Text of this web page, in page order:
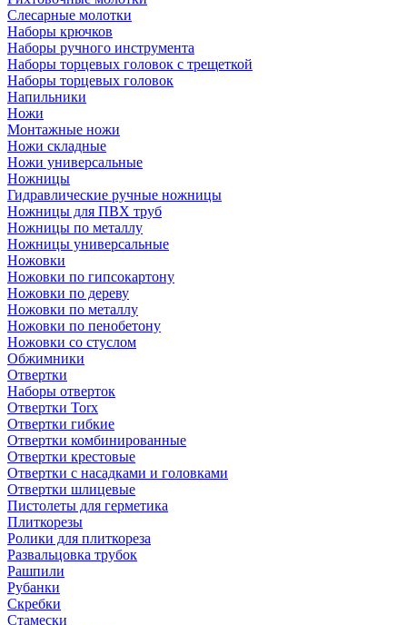
Слесарные молотки
Наборы крючков
Наборы ручного инструмента
Наборы торцевых головок с трещеткой
Наборы торцевых головок
Напильники
Ножи
Монтажные ножи
Ножи складные
Ножи универсальные
Ножницы
Гидравлические ручные ножницы
Ножницы для ПВХ труб
Ножницы по металлу
Ножницы универсальные
Ножовки
Ножовки по гипсокартону
Ножовки по дереву
Ножовки по металлу
Ножовки по пенобетону
Ножовки со стуслом
Обжимники
Отвертки
Наборы отверток
Отвертки Torx
Отвертки гибкие
Отвертки комбинированные
Отвертки крестовые
Отвертки с насадками и головками
Отвертки шлицевые
Пистолеты для герметика
Плиткорезы
Ролики для плиткореза
Развальцовка трубок
Рашпили
Рубанки
Скребки
Стамески